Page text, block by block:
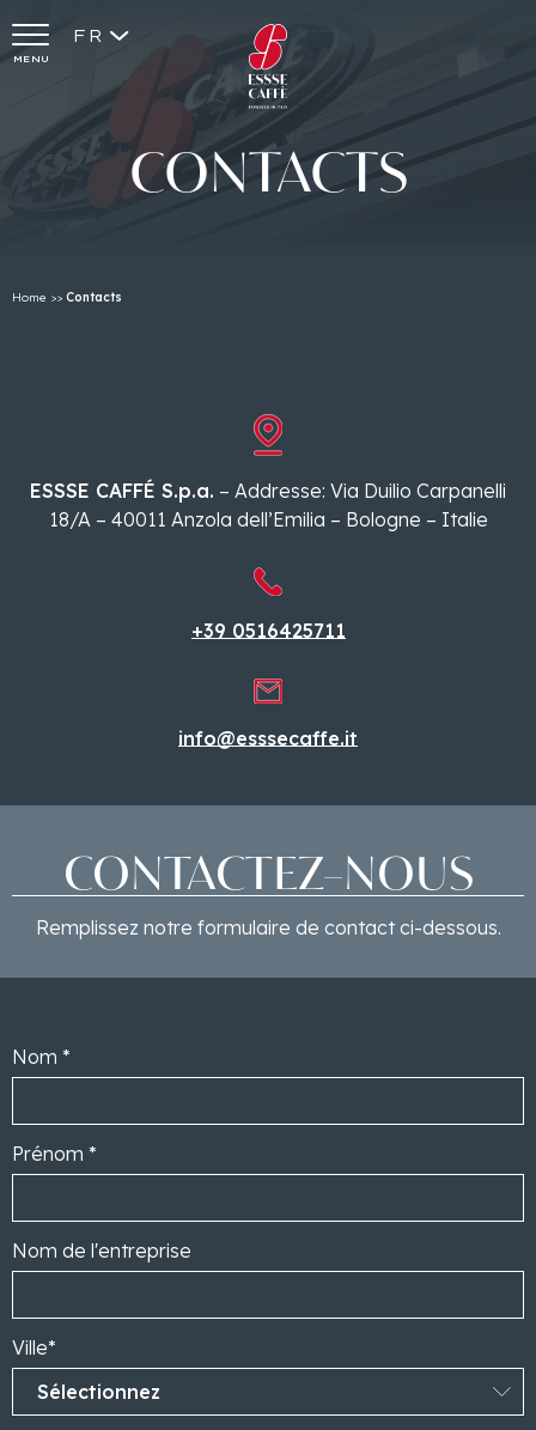
MENU
FR
CONTACTS
Home >> Contacts
ESSSE CAFFÉ S.p.a. – Addresse: Via Duilio Carpanelli
18/A – 40011 Anzola dell’Emilia – Bologne – Italie
+39 0516425711
info@esssecaffe.it
CONTACTEZ-NOUS
Remplissez notre formulaire de contact ci-dessous.
Nom *
Prénom *
Nom de l'entreprise
Ville*